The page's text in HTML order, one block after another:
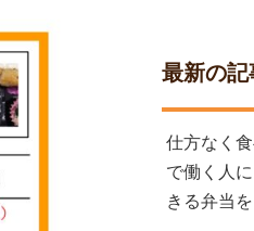
最新の記
仕方なく
で働く人
きる弁当を